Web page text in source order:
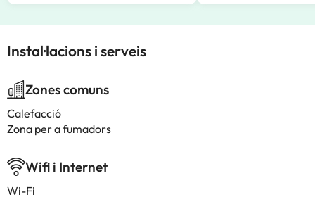
Instal·lacions i serveis
Zones comuns
Calefacció
Zona per a fumadors
Wifi i Internet
Wi-Fi